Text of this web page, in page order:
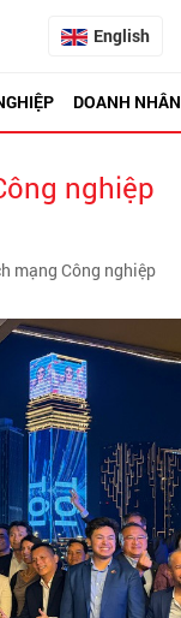
English
DOANH NHÂN
nghiệp
mạng Công nghiệp